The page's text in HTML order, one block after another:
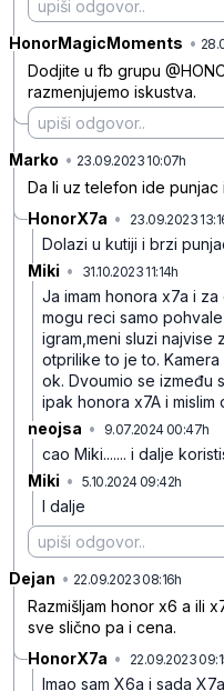
HonorMagicMoments •
Dodjite u fb grupu
razmenjujemo iskustva.
Marko • 23.09.2023 10:07h
Da li uz telefon ide punjac
HonorX7a • 23.09.2023
Dolazi u kutiji i brzi
Miki • 31.10.2023 11:14h
Ja imam honora x7a i
mogu reci samo
igram,meni sluzi najvise
otprilike to je to.
ok. Dvoumio se između
ipak honora x7A i mislim
neojsa • 9.07.2024 00:47h
cao Miki....... i dalje
Miki • 5.10.2024 09:42h
I dalje
Dejan • 22.09.2023 08:16h
Razmišljam honor x6 a ili
sve slično pa i cena.
HonorX7a • 22.09.2023
Imao sam X6a i sada